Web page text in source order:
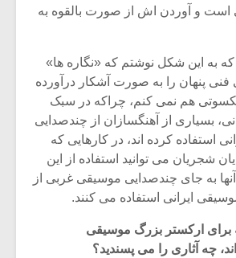
است و آوردن اش از صورت بالقوه به
به این شکل نوشتم که «نگاره ها»
فنی پنهان را به صورت آشکار درآورده
هم نمی کنم، چراکه در سبک
بسیاری از آهنگسازان از چندصدایی
استفاده کرده اند، در کارهایی که
شجریان می توانید استفاده از این
آنها به جای چندصدایی موسیقی غربی از
ایرانی استفاده می کنند.
برای ارکستر بزرگ موسیقی
چه آثاری را می پسندید؟
نمی توانی
سکانسی